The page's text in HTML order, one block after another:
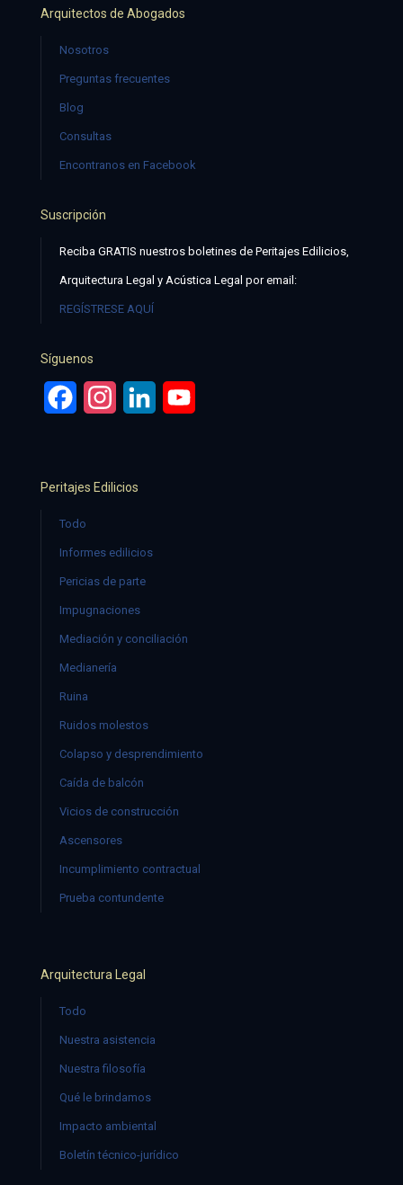
Arquitectos de Abogados
Nosotros
Preguntas frecuentes
Blog
Consultas
Encontranos en Facebook
Suscripción
Reciba GRATIS nuestros boletines de Peritajes Edilicios,
Arquitectura Legal y Acústica Legal por email:
REGÍSTRESE AQUÍ
Síguenos
FacebookInstagramLinkedIn
Peritajes Edilicios
Todo
Informes edilicios
Pericias de parte
Impugnaciones
Mediación y conciliación
Medianería
Ruina
Ruidos molestos
Colapso y desprendimiento
Caída de balcón
Vicios de construcción
Ascensores
Incumplimiento contractual
Prueba contundente
Arquitectura Legal
Todo
Nuestra asistencia
Nuestra filosofía
Qué le brindamos
Impacto ambiental
Boletín técnico-jurídico